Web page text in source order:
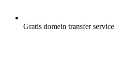
Gratis domein transfer service